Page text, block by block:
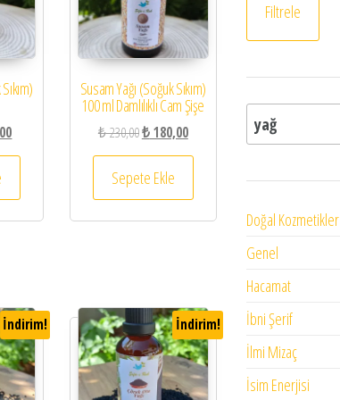
₺ 120,00.
Şu andaki fiyat: ₺ 95,00.
Susam Yağı (Soğuk Sıkım)
100 ml Damlılıklı Cam Şişe
₺230,00Orijinal fiyat: ₺ 230,00.
₺180,00Şu andaki fiyat: ₺ 180,00.
Sepete Ekle
İndirim! İndirim!
Filtrele
Arama:
Doğal Kozmetikler
Genel
Hacamat
İbni Şerif
İlmi Mizaç
İsim Enerjisi